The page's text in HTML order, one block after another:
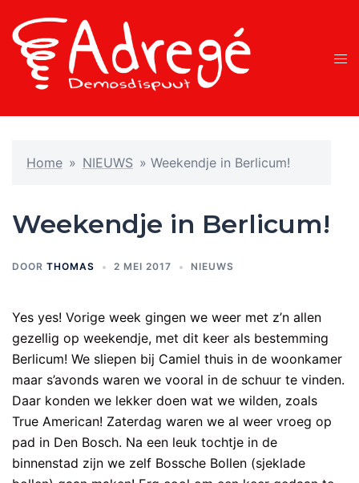
naar
inhoud
Home » NIEUWS » Weekendje in Berlicum!
Weekendje in Berlicum!
DOOR THOMAS 2 MEI 2017 NIEUWS
Yes yes! Vorige week gingen we weer met z’n allen
gezellig op weekendje, met dit keer als bestemming
Berlicum! We sliepen bij Camiel thuis in de woonkamer
maar s’avonds waren we vooral in de schuur te vinden.
Daar konden we lekker doen wat we wilden, zoals
True American! Zaterdag waren we al weer vroeg op
pad in Den Bosch. Na een leuk tochtje in de
binnenstad zijn we zelf Bossche Bollen (sjeklade